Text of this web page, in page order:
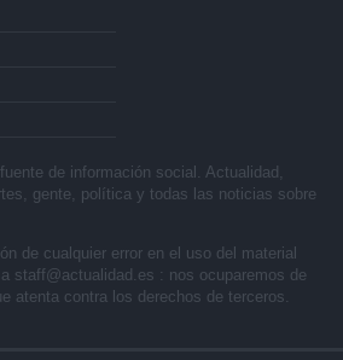
de información social. Actualidad,
gente, política y todas las noticias sobre
de cualquier error en el uso del material
staff@actualidad.es : nos ocuparemos de
atenta contra los derechos de terceros.